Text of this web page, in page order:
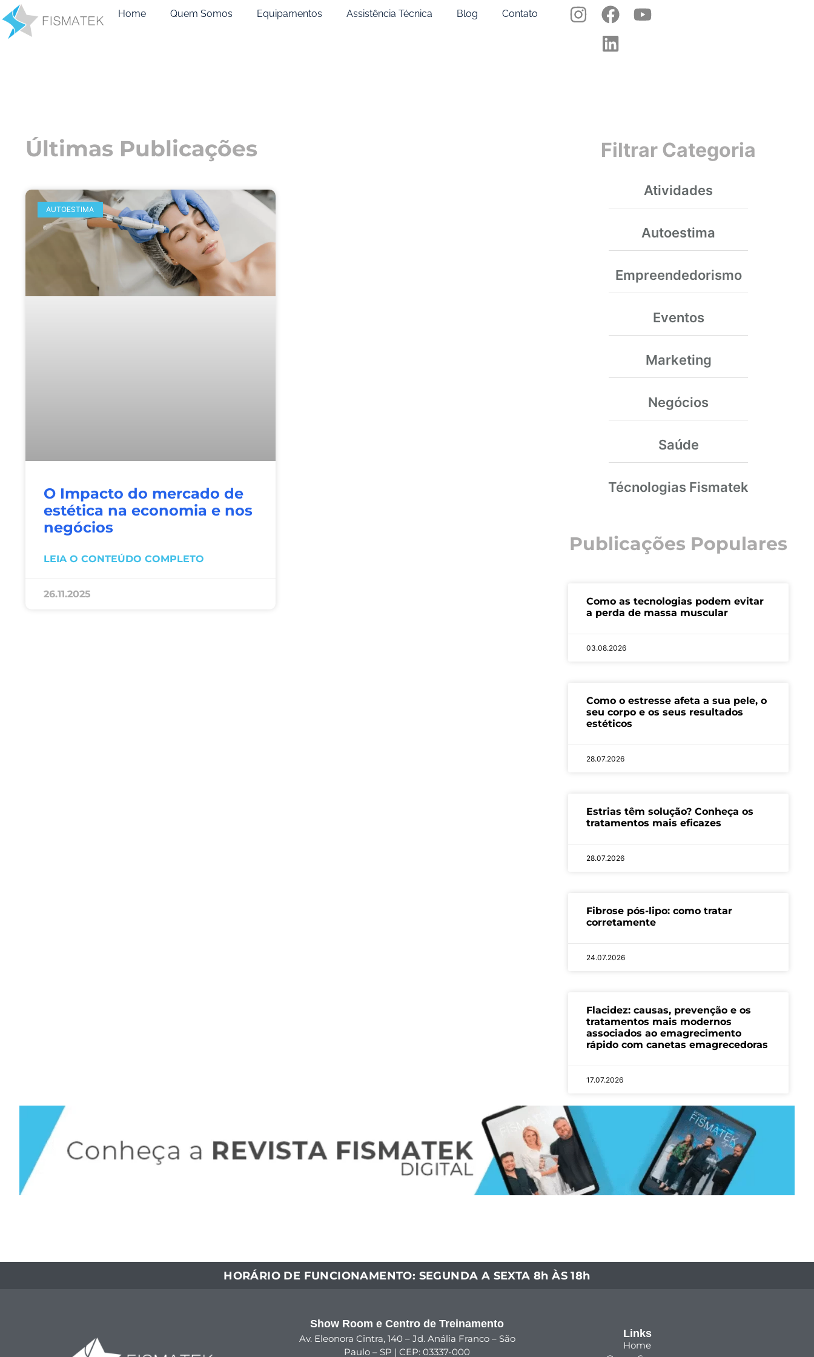
Home Quem Somos Equipamentos Assistência Técnica Blog Contato
Últimas Publicações
AUTOESTIMA
O Impacto do mercado de
estética na economia e nos
negócios
LEIA O CONTEÚDO COMPLETO
26.11.2025
Filtrar Categoria
Atividades
Autoestima
Empreendedorismo
Eventos
Marketing
Negócios
Saúde
Técnologias Fismatek
Publicações Populares
Como as tecnologias podem evitar
a perda de massa muscular
03.08.2026
Como o estresse afeta a sua pele, o
seu corpo e os seus resultados
estéticos
28.07.2026
Estrias têm solução? Conheça os
tratamentos mais eficazes
28.07.2026
Fibrose pós-lipo: como tratar
corretamente
24.07.2026
Flacidez: causas, prevenção e os
tratamentos mais modernos
associados ao emagrecimento
rápido com canetas emagrecedoras
17.07.2026
HORÁRIO DE FUNCIONAMENTO: SEGUNDA A SEXTA 8h ÀS 18h
Show Room e Centro de Treinamento
Av. Eleonora Cintra, 140 – Jd. Anália Franco – São
Paulo – SP | CEP: 03337-000
Links
Home